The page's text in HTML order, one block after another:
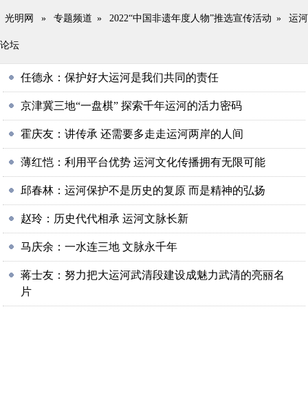
光明网 » 专题频道 » 2022“中国非遗年度人物”推选宣传活动 » 运河
论坛
任德永：保护好大运河是我们共同的责任
京津冀三地“一盘棋” 探索千年运河的活力密码
霍庆友：讲传承 还需要多走走运河两岸的人间
薄红恺：利用平台优势 运河文化传播拥有无限可能
邱春林：运河保护不是历史的复原 而是精神的弘扬
赵玲：历史代代相承 运河文脉长新
马庆余：一水连三地 文脉永千年
蒋士友：努力把大运河武清段建设成魅力武清的亮丽名
片